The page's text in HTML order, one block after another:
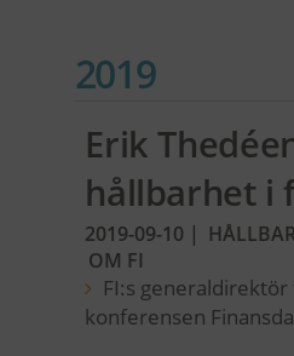
2019
Erik
hållbarhet i
2019-09-10 |
OM FI
FI:s generaldirektör
konferensen